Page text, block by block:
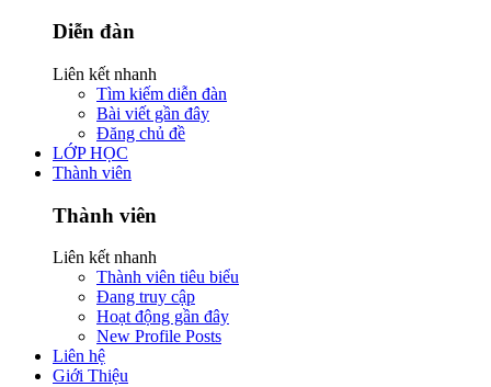
Diễn đàn
Liên kết nhanh
Tìm kiếm diễn đàn
Bài viết gần đây
Đăng chủ đề
LỚP HỌC
Thành viên
Thành viên
Liên kết nhanh
Thành viên tiêu biểu
Đang truy cập
Hoạt động gần đây
New Profile Posts
Liên hệ
Giới Thiệu